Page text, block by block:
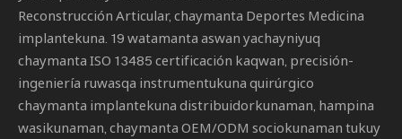
Reconstrucción Articular, chaymanta Deportes Medicina
implantekuna. 19 watamanta aswan yachayniyuq
chaymanta ISO 13485 certificación kaqwan, precisión-
ingeniería ruwasqa instrumentukuna quirúrgico
chaymanta implantekuna distribuidorkunaman, hampina
wasikunaman, chaymanta OEM/ODM sociokunaman tukuy